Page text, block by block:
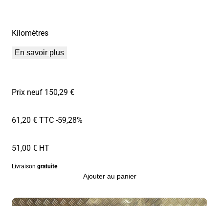
Kilomètres
En savoir plus
Prix neuf 150,29 €
61,20 € TTC-59,28%
51,00 € HT
Livraison gratuite
Ajouter au panier